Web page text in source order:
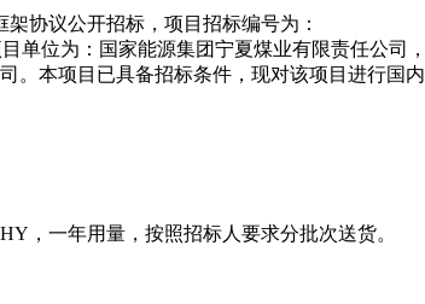
协议公开招标，项目招标编号为：
单位为：国家能源集团宁夏煤业有限责任公司，
。本项目已具备招标条件，现对该项目进行国内
，一年用量，按照招标人要求分批次送货。